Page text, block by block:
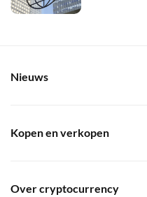
Nieuws
Kopen en verkopen
Over cryptocurrency